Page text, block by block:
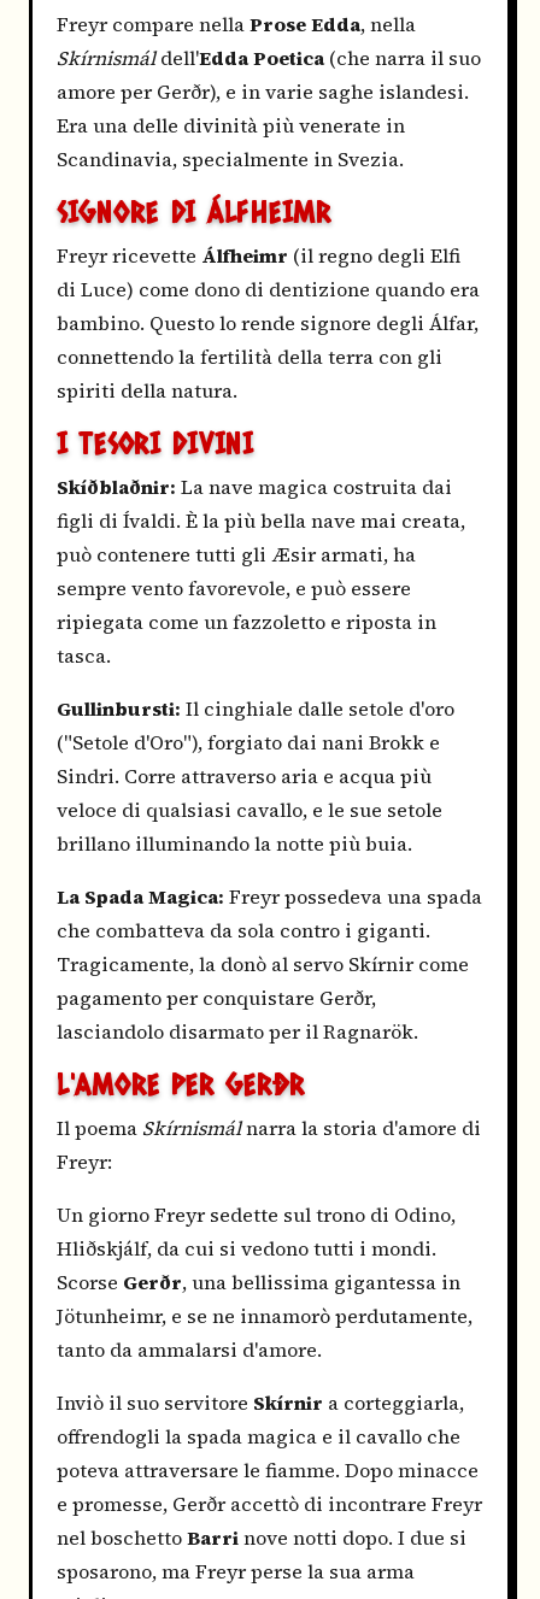
Freyr compare nellaProse Edda, nella
Skírnismáldell'Edda Poetica (che narra il suo
amore per Gerðr), e in varie saghe islandesi.
Era una delle divinità più venerate in
Scandinavia, specialmente in Svezia.
SIGNORE DI ÁLFHEIMR
Freyr ricevette Álfheimr (il regno degli Elfi
di Luce) come dono di dentizione quando era
bambino. Questo lo rende signore degli Álfar,
connettendo la fertilità della terra con gli
spiriti della natura.
I TESORI DIVINI
Skíðblaðnir: La nave magica costruita dai
figli di Ívaldi. È la più bella nave mai creata,
può contenere tutti gli Æsir armati, ha
sempre vento favorevole, e può essere
ripiegata come un fazzoletto e riposta in
tasca.
Gullinbursti: Il cinghiale dalle setole d'oro
("Setole d'Oro"), forgiato dai nani Brokk e
Sindri. Corre attraverso aria e acqua più
veloce di qualsiasi cavallo, e le sue setole
brillano illuminando la notte più buia.
La Spada Magica: Freyr possedeva una spada
che combatteva da sola contro i giganti.
Tragicamente, la donò al servo Skírnir come
pagamento per conquistare Gerðr,
lasciandolo disarmato per il Ragnarök.
L'AMORE PER GERÐR
Il poema Skírnismálnarra la storia d'amore di
Freyr:
Un giorno Freyr sedette sul trono di Odino,
Hliðskjálf, da cui si vedono tutti i mondi.
Scorse Gerðr, una bellissima gigantessa in
Jötunheimr, e se ne innamorò perdutamente,
tanto da ammalarsi d'amore.
Inviò il suo servitore Skírnir a corteggiarla,
offrendogli la spada magica e il cavallo che
poteva attraversare le fiamme. Dopo minacce
e promesse, Gerðr accettò di incontrare Freyr
nel boschettoBarrinove notti dopo. I due si
sposarono, ma Freyr perse la sua arma